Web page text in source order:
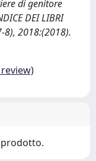
di genitore
DEI LIBRI
8), 2018:(2018).
prodotto.